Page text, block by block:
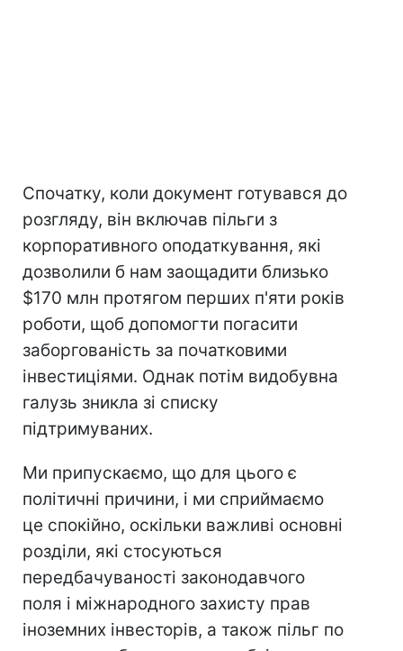
Спочатку, коли документ готувався до
розгляду, він включав пільги з
корпоративного оподаткування, які
дозволили б нам заощадити близько
$170 млн протягом перших п'яти років
роботи, щоб допомогти погасити
заборгованість за початковими
інвестиціями. Однак потім видобувна
галузь зникла зі списку
підтримуваних.
Ми припускаємо, що для цього є
політичні причини, і ми сприймаємо
це спокійно, оскільки важливі основні
розділи, які стосуються
передбачуваності законодавчого
поля і міжнародного захисту прав
іноземних інвесторів, а також пільг по